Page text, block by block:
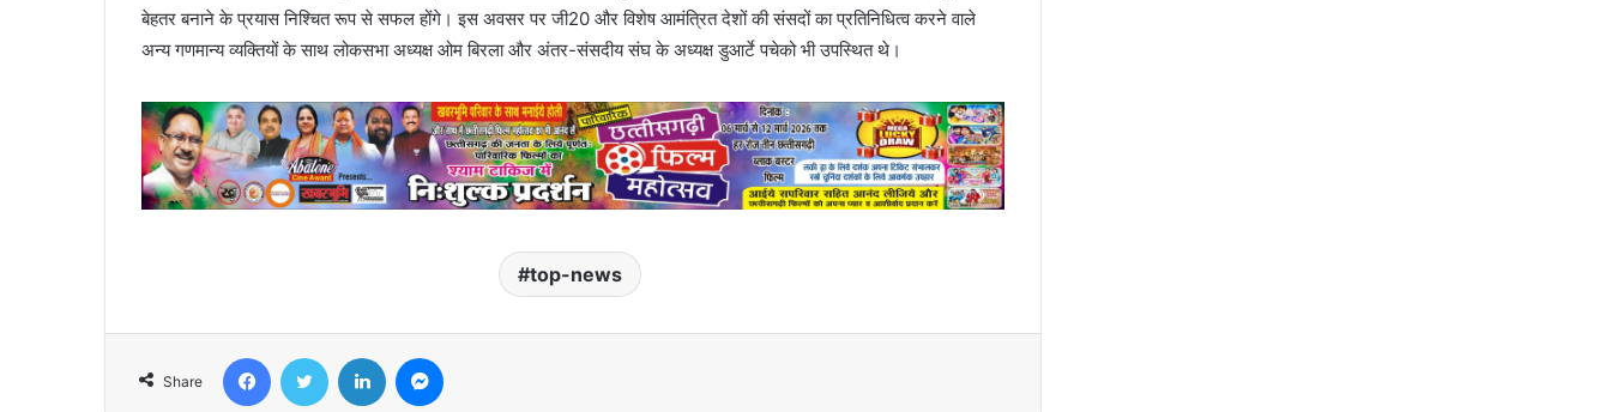
बेहतर बनाने के प्रयास निश्चित रूप से सफल होंगे। इस अवसर पर जी20 और विशेष आमंत्रित देशों की संसदों का प्रतिनिधित्व करने वाले
अन्य गणमान्य व्यक्तियों के साथ लोकसभा अध्यक्ष ओम बिरला और अंतर-संसदीय संघ के अध्यक्ष डुआर्टे पचेको भी उपस्थित थे।
top-news
Share